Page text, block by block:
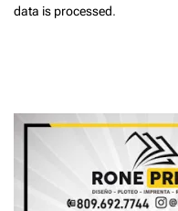
data is processed.